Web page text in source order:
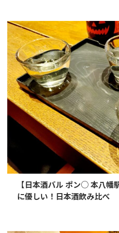
【日本酒バル ポン○ 本八幡
に優しい！日本酒飲み比べ